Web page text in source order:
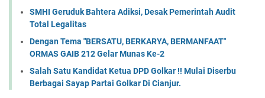
SMHI Geruduk Bahtera Adiksi, Desak Pemerintah Audit
Total Legalitas
Dengan Tema "BERSATU, BERKARYA, BERMANFAAT"
ORMAS GAIB 212 Gelar Munas Ke-2
Salah Satu Kandidat Ketua DPD Golkar !! Mulai Diserbu
Berbagai Sayap Partai Golkar Di Cianjur.